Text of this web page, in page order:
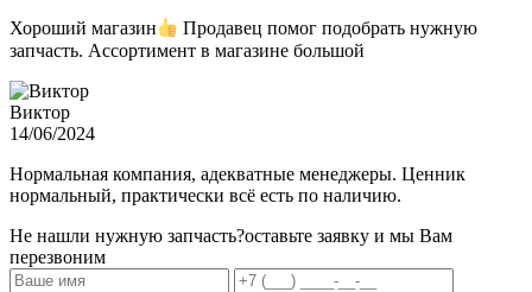
Хороший магазин
Продавец помог подобрать нужную
запчасть. Ассортимент в магазине большой
Виктор
14/06/2024
Нормальная компания, адекватные менеджеры. Ценник
нормальный, практически всё есть по наличию.
Не нашли нужную запчасть?оставьте заявку и мы Вам
перезвоним